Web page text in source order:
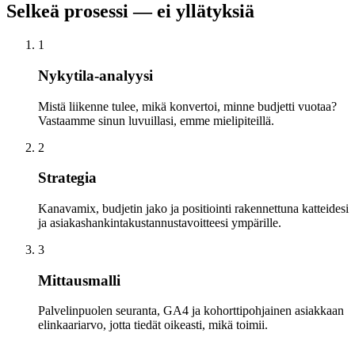
Selkeä prosessi — ei yllätyksiä
1
Nykytila-analyysi
Mistä liikenne tulee, mikä konvertoi, minne budjetti vuotaa?
Vastaamme sinun luvuillasi, emme mielipiteillä.
2
Strategia
Kanavamix, budjetin jako ja positiointi rakennettuna katteidesi
ja asiakashankintakustannustavoitteesi ympärille.
3
Mittausmalli
Palvelinpuolen seuranta, GA4 ja kohorttipohjainen asiakkaan
elinkaariarvo, jotta tiedät oikeasti, mikä toimii.